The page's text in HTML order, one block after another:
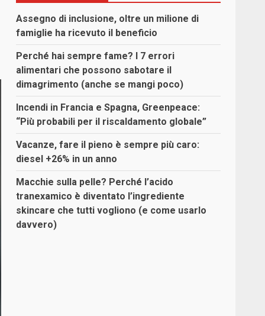
Assegno di inclusione, oltre un milione di
famiglie ha ricevuto il beneficio
Perché hai sempre fame? I 7 errori
alimentari che possono sabotare il
dimagrimento (anche se mangi poco)
Incendi in Francia e Spagna, Greenpeace:
“Più probabili per il riscaldamento globale”
Vacanze, fare il pieno è sempre più caro:
diesel +26% in un anno
Macchie sulla pelle? Perché l’acido
tranexamico è diventato l’ingrediente
skincare che tutti vogliono (e come usarlo
davvero)